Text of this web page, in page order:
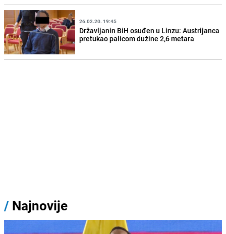
26.02.20. 19:45
Državljanin BiH osuđen u Linzu: Austrijanca
pretukao palicom dužine 2,6 metara
/ Najnovije